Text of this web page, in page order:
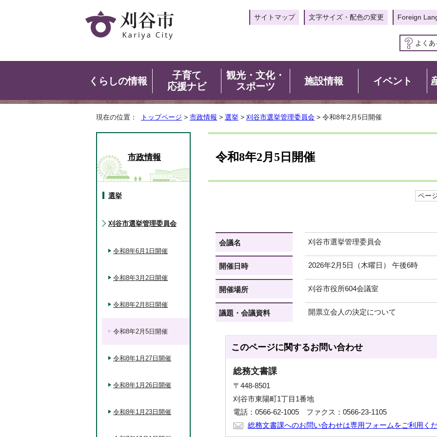
サイトマップ 文字サイズ・配色の変更 Foreign
よく
くらしの情報
子育て
応援ナビ
観光・文化・
スポーツ
施設情報 イベント
現在の位置： トップページ > 市政情報 > 選挙 > 刈谷市選挙管理委員会 > 令和8年2月5日開催
令和8年2月5日開催
ペー
会議名 刈谷市選挙管理委員会
開催日時 2026年2月5日（木曜日） 午後6時
開催場所 刈谷市役所604会議室
議題・会議資料 開票立会人の決定について
このページに関するお問い合わせ
総務文書課
〒448-8501
刈谷市東陽町1丁目1番地
電話：0566-62-1005 ファクス：0566-23-1105
総務文書課へのお問い合わせは専用フォームをご利用く
市政情報
選挙
刈谷市選挙管理委員会
令和8年6月1日開催
令和8年3月2日開催
令和8年2月8日開催
令和8年2月5日開催
令和8年1月27日開催
令和8年1月26日開催
令和8年1月23日開催